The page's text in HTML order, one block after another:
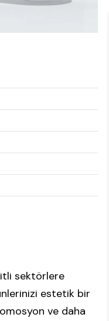
sektörlere
estetik bir
ve daha